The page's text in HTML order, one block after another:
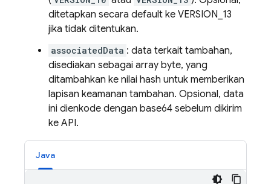
ditetapkan secara default ke VERSION_13
jika tidak ditentukan.
associatedData : data terkait tambahan,
disediakan sebagai array byte, yang
ditambahkan ke nilai hash untuk memberikan
lapisan keamanan tambahan. Opsional, data
ini dienkode dengan base64 sebelum dikirim
ke API.
Java